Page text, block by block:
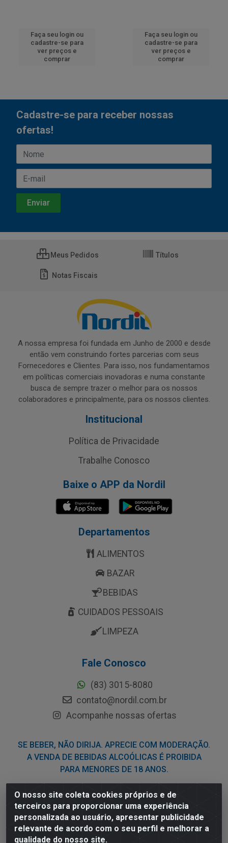
Faça seu login ou
cadastre-se para
ver preços e
comprar
Faça seu login ou
cadastre-se para
ver preços e
comprar
O nosso site coleta cookies próprios e de
terceiros para proporcionar uma experiência
personalizada ao usuário, apresentar publicidade
relevante de acordo com o seu perfil e melhorar a
qualidade do nosso site.
Cadastre-se para receber nossas
ofertas!
Meus Pedidos Títulos
Notas Fiscais
A nossa empresa foi fundada em Junho de 2000 e desde
então vem construindo fortes parcerias com seus
Fornecedores e Clientes. Para isso, nos fundamentamos
em políticas comerciais inovadoras e numa constante
busca de sempre trazer o melhor para os nossos
colaboradores e principalmente, para os nossos clientes.
Institucional
Política de Privacidade
Trabalhe Conosco
Baixe o APP da Nordil
Departamentos
ALIMENTOS
BAZAR
BEBIDAS
CUIDADOS PESSOAIS
LIMPEZA
Fale Conosco
(83) 3015-8080
contato@nordil.com.br
Acompanhe nossas ofertas
SE BEBER, NÃO DIRIJA. APRECIE COM MODERAÇÃO.
A VENDA DE BEBIDAS ALCOÓLICAS É PROIBIDA
PARA MENORES DE 18 ANOS.
Nordil Distribuidora - Avenida Liberdade, 2738, Bloco F -
Sesi - Bayeux/PB - CEP 58.111-400 - CNPJ
03.775.813/0001-41